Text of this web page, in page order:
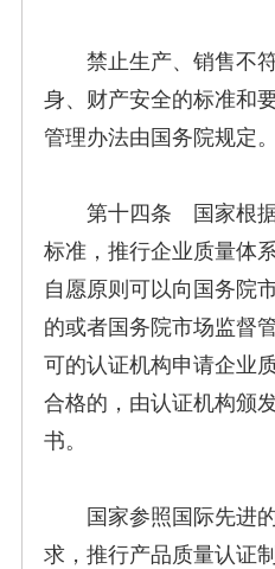
禁止生产、销售不符
身、财产安全的标准和
管理办法由国务院规定。
第十四条 国家根据
标准，推行企业质量体
自愿原则可以向国务院
的或者国务院市场监督
可的认证机构申请企业
合格的，由认证机构颁
书。
国家参照国际先进的
求，推行产品质量认证